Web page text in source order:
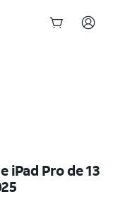
iPad Pro de 13